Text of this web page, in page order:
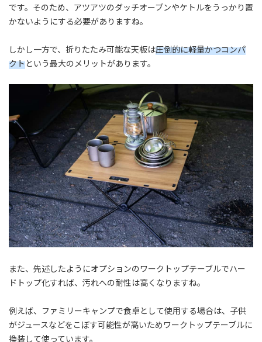
です。そのため、アツアツのダッチオーブンやケトルをうっかり置
かないようにする必要がありますね。
しかし一方で、折りたたみ可能な天板は圧倒的に軽量かつコンパ
クトという最大のメリットがあります。
また、先述したようにオプションのワークトップテーブルでハー
ドトップ化すれば、汚れへの耐性は高くなりますね。
例えば、ファミリーキャンプで食卓として使用する場合は、子供
がジュースなどをこぼす可能性が高いためワークトップテーブルに
換装して使っています。